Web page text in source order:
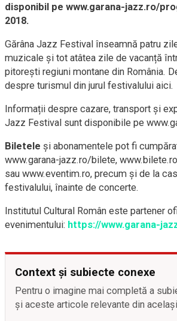
disponibil pe www.garana-jazz.ro/
2018.
Gărâna Jazz Festival înseamnă patru
muzicale și tot atâtea zile de vacanță
pitorești regiuni montane din România.
despre turismul din jurul festivalului aici.
Informații despre cazare, transport şi
Jazz Festival sunt disponibile pe
Biletele şi abonamentele pot fi
www.garana-jazz.ro/bilete,
sau www.eventim.ro, precum și de la
festivalului, înainte de concerte.
Institutul Cultural Român este partener
evenimentului: https://www.garana-
Context și subiecte conexe
Pentru o imagine mai completă a
și aceste articole relevante din